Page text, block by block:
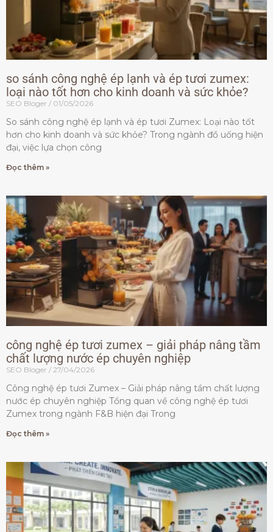
so sánh công nghệ ép lạnh và ép tươi zumex:
loại nào tốt hơn cho kinh doanh và sức khỏe?
SEO Bloger 01/05/2026
So sánh công nghệ ép lạnh và ép tươi Zumex: Loại nào tốt
hơn cho kinh doanh và sức khỏe? Trong ngành đồ uống hiện
đại, việc lựa chọn công
Đọc thêm »
công nghệ ép tươi zumex – giải pháp nâng tầm
chất lượng nước ép chuyên nghiệp
SEO Bloger 27/04/2026
Công nghệ ép tươi Zumex – Giải pháp nâng tầm chất lượng
nước ép chuyên nghiệp Tổng quan về công nghệ ép tươi
Zumex trong ngành F&B hiện đại Trong
Đọc thêm »